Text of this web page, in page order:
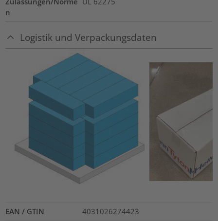
n
Logistik und Verpackungsdaten
EAN / GTIN
4031026274423